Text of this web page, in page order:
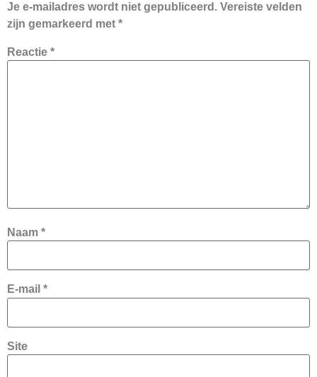
Je e-mailadres wordt niet gepubliceerd. Vereiste velden
zijn gemarkeerd met *
Reactie *
Naam *
E-mail *
Site